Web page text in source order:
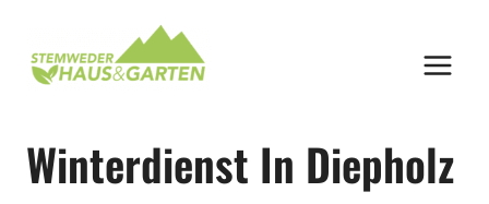
springen
Winterdienst In Diepholz